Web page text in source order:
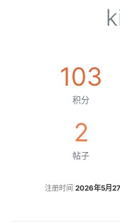
103
积分
2
帖子
注册时间 2026年5月